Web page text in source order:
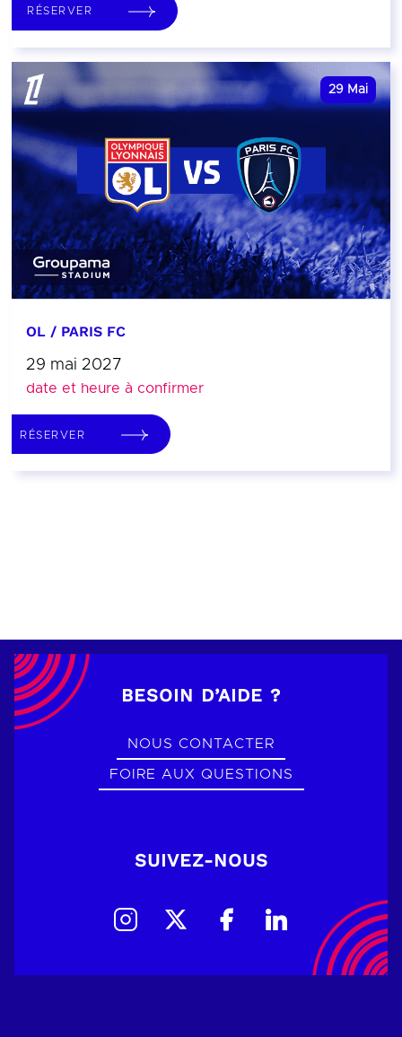
RÉSERVER
29 Mai
OL / PARIS FC
29 mai 2027
date et heure à confirmer
RÉSERVER
BESOIN D’AIDE ?
NOUS CONTACTER
FOIRE AUX QUESTIONS
SUIVEZ-NOUS